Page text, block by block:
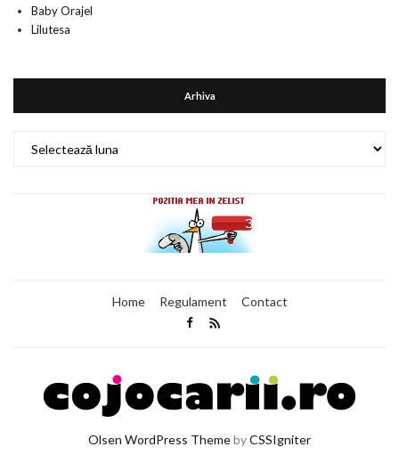
Baby Orajel
Lilutesa
Arhiva
Home Regulament Contact
Olsen WordPress ThemebyCSSIgniter